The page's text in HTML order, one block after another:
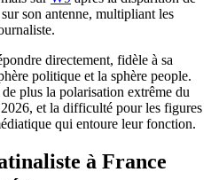
son antenne, multipliant les
directement, fidèle à sa
politique et la sphère people.
plus la polarisation extrême du
et la difficulté pour les figures
qui entoure leur fonction.
à France